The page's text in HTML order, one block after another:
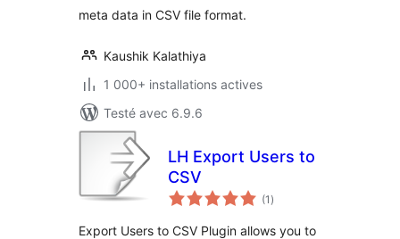
meta data in CSV file format.
Kaushik Kalathiya
1 000+ installations actives
Testé avec 6.9.6
LH Export Users to
CSV
(1 notes
en
)
Export Users to CSV Plugin allows you to